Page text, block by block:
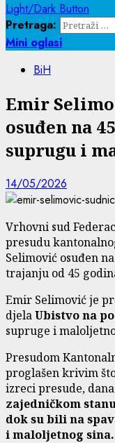
Light/Dark Button
Pretraga:
Mini oglasi
BiH
Emir
osuđen na
suprugu i
14/05/2026
Vrhovni sud
presudu
Selimović osuđen
trajanju od 45
Emir Selimović je
djelaUbistvo na
supruge i
Presudom
proglašen krivim
izreci presude, dana
zajedničkom
dok su bili na
i maloljetnog sina.